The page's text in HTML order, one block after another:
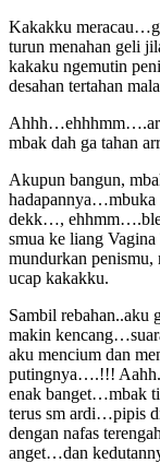
Kakakku
turun menahan geli
kakaku ngemutin
desahan tertahan
mbak dah ga tahan
Akupun bangun,
dekk…,
smua ke liang
mundurkan penismu,
ucap kakakku.
Sambil
makin
aku mencium dan
putingnya….!!!
enak banget…mbak
terus sm ardi…pipis
dengan nafas
anget…dan